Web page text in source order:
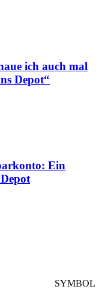
ich auch mal
Depot“
Ein
SYMBOL